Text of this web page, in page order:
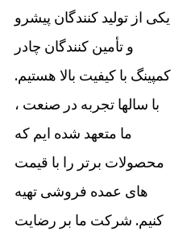
یکی از تولید کنندگان پیشرو
و تأمین کنندگان چادر
کمپینگ با کیفیت بالا هستیم.
با سالها تجربه در صنعت ،
ما متعهد شده ایم که
محصولات برتر را با قیمت
های عمده فروشی تهیه
کنیم. شرکت ما بر رضایت